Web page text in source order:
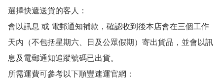
選擇快遞送貨的客人：
會以訊息 或 電郵通知補款，確認收到後本店會在三個工作
天內（不包括星期六、日及公眾假期）寄出貨品，並會以訊
息及電郵通知追蹤號碼已出貨。
所需運費可參考以下順豐速運官網：